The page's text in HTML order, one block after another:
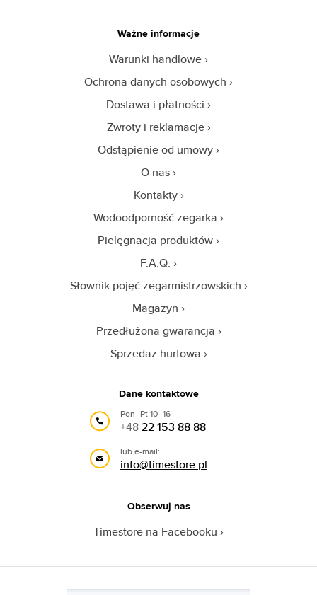
Ważne informacje
Warunki handlowe
Ochrona danych osobowych
Dostawa i płatności
Zwroty i reklamacje
Odstąpienie od umowy
O nas
Kontakty
Wodoodporność zegarka
Pielęgnacja produktów
F.A.Q.
Słownik pojęć zegarmistrzowskich
Magazyn
Przedłużona gwarancja
Sprzedaż hurtowa
Dane kontaktowe
Pon–Pt 10–16
+4822 153 88 88
lub e-mail:
info@timestore.pl
Obserwuj nas
Timestore na Facebooku